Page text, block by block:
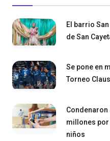
El barrio
de San
Se pone en
Torneo
Condenaron
millones por
niños